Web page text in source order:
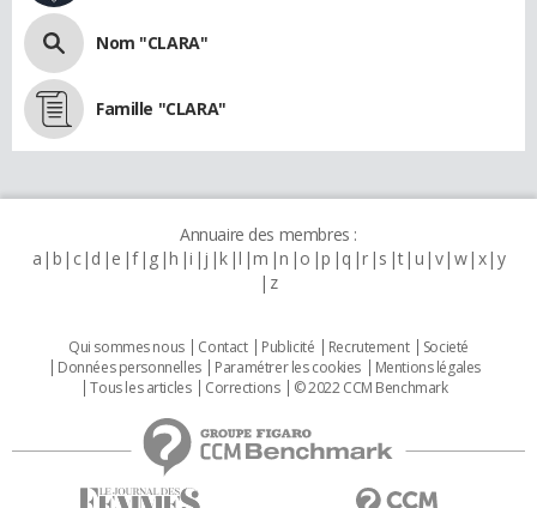
Nom "CLARA"
Famille "CLARA"
Annuaire des membres :
a b c d e f g h i j k l m n o p q r s t u v w x y
z
Qui sommes nous Contact Publicité Recrutement
Societé
Données personnelles
Paramétrer les cookies
Mentions légales
Tous les articles
Corrections © 2022 CCM Benchmark